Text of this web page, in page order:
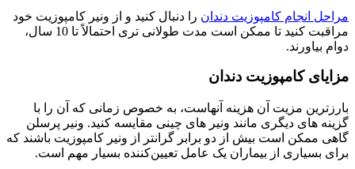
مراحل انجام کامپوزیت دندان را دنبال کنید و از ونیر کامپوزیت خود
مراقبت کنید تا ممکن است مدت طولانی تری احتمالاً تا 10 سال،
دوام بیاورند.
مزایای کامپوزیت دندان
بارزترین مزیت آن هزینه آنهاست، به خصوص زمانی که آن را با
گزینه های دیگری مانند ونیر های چینی مقایسه کنید. ونیر پرسلن
گاهی ممکن است بیش از دو برابر گرانتر از ونیر کامپوزیت باشند که
برای بسیاری از بیماران یک عامل تعیین‌کننده بسیار مهم است.